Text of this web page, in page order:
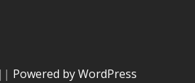
|| Powered by WordPress